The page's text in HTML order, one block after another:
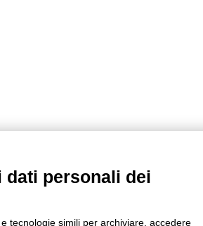
dati personali dei
tecnologie simili per archiviare, accedere